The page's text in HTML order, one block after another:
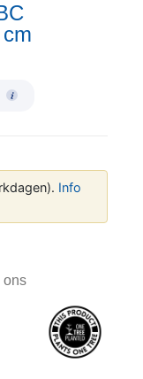
Info
ons